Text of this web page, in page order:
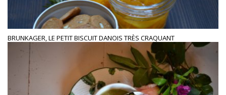
BRUNKAGER, LE PETIT BISCUIT DANOIS TRÈS CRAQUANT